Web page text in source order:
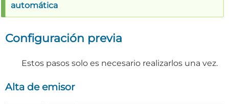
automática
Configuración previa
Estos pasos solo es necesario realizarlos una vez.
Alta de emisor